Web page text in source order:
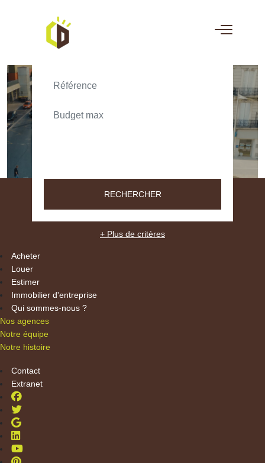
TEXT_SEARCH_SELECTIONNEZ
RECHERCHER
+ Plus de critères
Acheter
Louer
Estimer
Immobilier d'entreprise
Qui sommes-nous ?
Nos agences
Notre équipe
Notre histoire
Contact
Extranet